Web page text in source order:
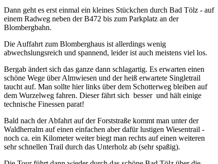
Dann geht es erst einmal ein kleines Stückchen durch Bad Tölz - auf
einem Radweg neben der B472 bis zum Parkplatz an der
Blombergbahn.
Die Auffahrt zum Blomberghaus ist allerdings wenig
abwechslungsreich und spannend, leider ist auch meistens viel los.
Bergab ändert sich das ganze dann schlagartig. Es erwarten einen
schöne Wege über Almwiesen und der heiß erwartete Singletrail
taucht auf. Man sollte hier links über dem Schotterweg bleiben auf
dem Wurzelweg fahren. Dieser fährt sich besser und hält einige
technische Finessen parat!
Bald nach der Abfahrt auf der Forststraße kommt man unter der
Waldherralm auf einen einfachen aber dafür lustigen Wiesentrail -
noch ca. ein Kilometer weiter biegt man rechts auf einen weiteren
sehr schnellen Trail durch das Unterholz ab (sehr spaßig).